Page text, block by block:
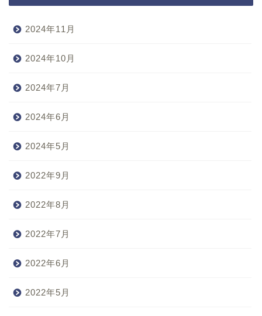
2024年11月
2024年10月
2024年7月
2024年6月
2024年5月
2022年9月
2022年8月
2022年7月
2022年6月
2022年5月